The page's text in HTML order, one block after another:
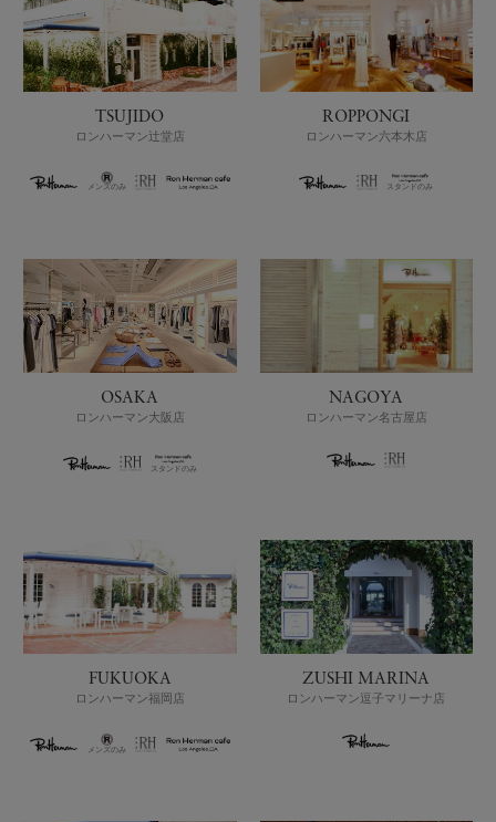
TSUJIDO
ロンハーマン辻堂店
メンズのみ
ROPPONGI
ロンハーマン六本木店
スタンドのみ
OSAKA
ロンハーマン大阪店
スタンドのみ
NAGOYA
ロンハーマン名古屋店
FUKUOKA
ロンハーマン福岡店
メンズのみ
ZUSHI MARINA
ロンハーマン逗子マリーナ店